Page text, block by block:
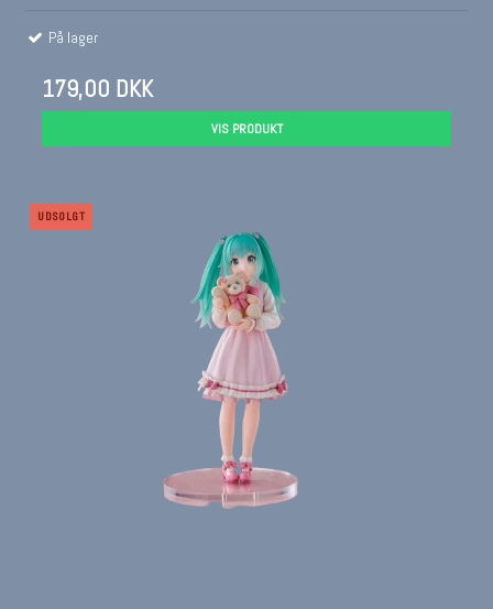
På lager
179,00 DKK
VIS PRODUKT
UDSOLGT